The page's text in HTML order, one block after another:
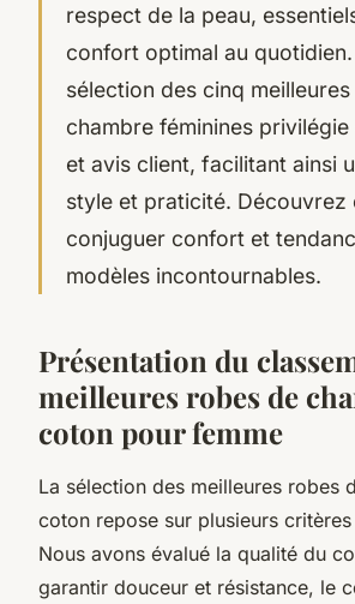
respect de la peau,
confort optimal au
sélection des cinq
chambre féminines
et avis client, facilitant ainsi
style et praticité. Découvrez
conjuguer confort et
modèles incontournables.
Présentation du
meilleures robes de
coton pour femme
La sélection des meilleures robes
coton repose sur plusieurs critères
Nous avons évalué la qualité du
garantir douceur et résistance, le